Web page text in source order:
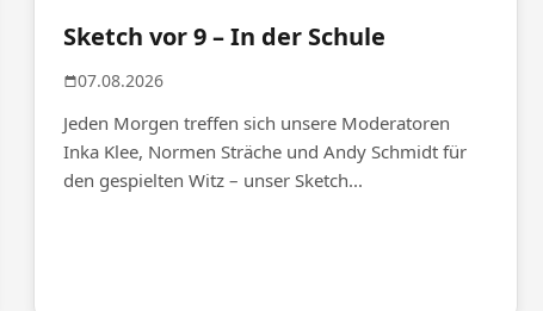
Sketch vor 9 – In der Schule
07.08.2026
Jeden Morgen treffen sich unsere Moderatoren
Inka Klee, Normen Sträche und Andy Schmidt für
den gespielten Witz – unser Sketch...